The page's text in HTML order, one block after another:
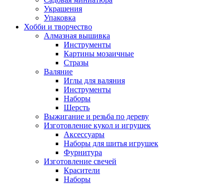
Украшения
Упаковка
Хобби и творчество
Алмазная вышивка
Инструменты
Картины мозаичные
Стразы
Валяние
Иглы для валяния
Инструменты
Наборы
Шерсть
Выжигание и резьба по дереву
Изготовление кукол и игрушек
Аксессуары
Наборы для шитья игрушек
Фурнитура
Изготовление свечей
Красители
Наборы